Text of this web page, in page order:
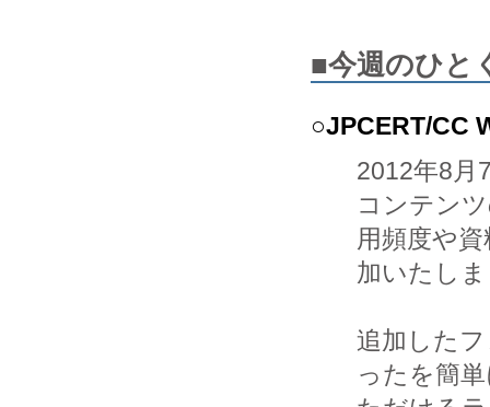
■今週のひと
○JPCERT/CC
2012年8月
コンテン
用頻度や
加いたし
追加した
ったを簡